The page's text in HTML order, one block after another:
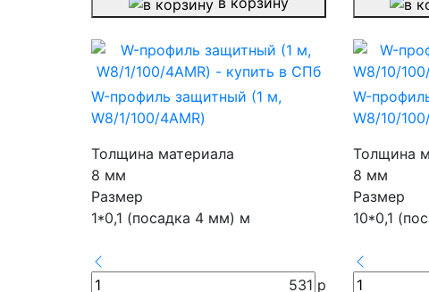
W-профиль защитный (1 м,
W8/1/100/4AMR)
Толщина материала
8 мм
Размер
1*0,1 (посадка 4 мм) м
531 р
W-
W8/10/
Толщина
8 мм
Размер
10*0,1